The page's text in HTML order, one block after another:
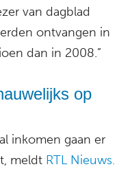
van dagblad
ontvangen in
dan in 2008.”
op
inkomen gaan er
meldt RTL Nieuws.